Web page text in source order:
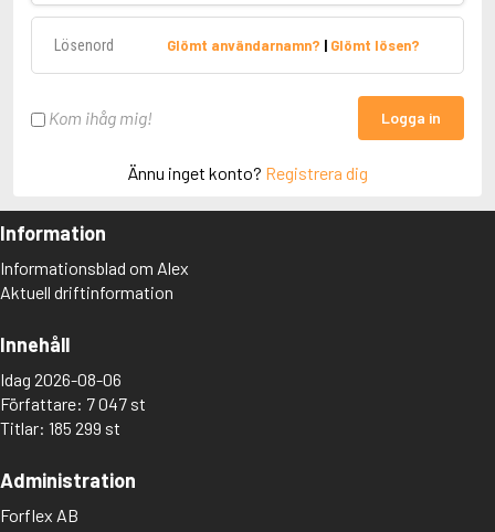
Glömt användarnamn? | Glömt lösen?
Kom ihåg mig! Logga in
Ännu inget konto? Registrera dig
Information
Informationsblad om Alex
Aktuell driftinformation
Innehåll
Idag 2026-08-06
Författare: 7 047 st
Titlar: 185 299 st
Administration
Forflex AB